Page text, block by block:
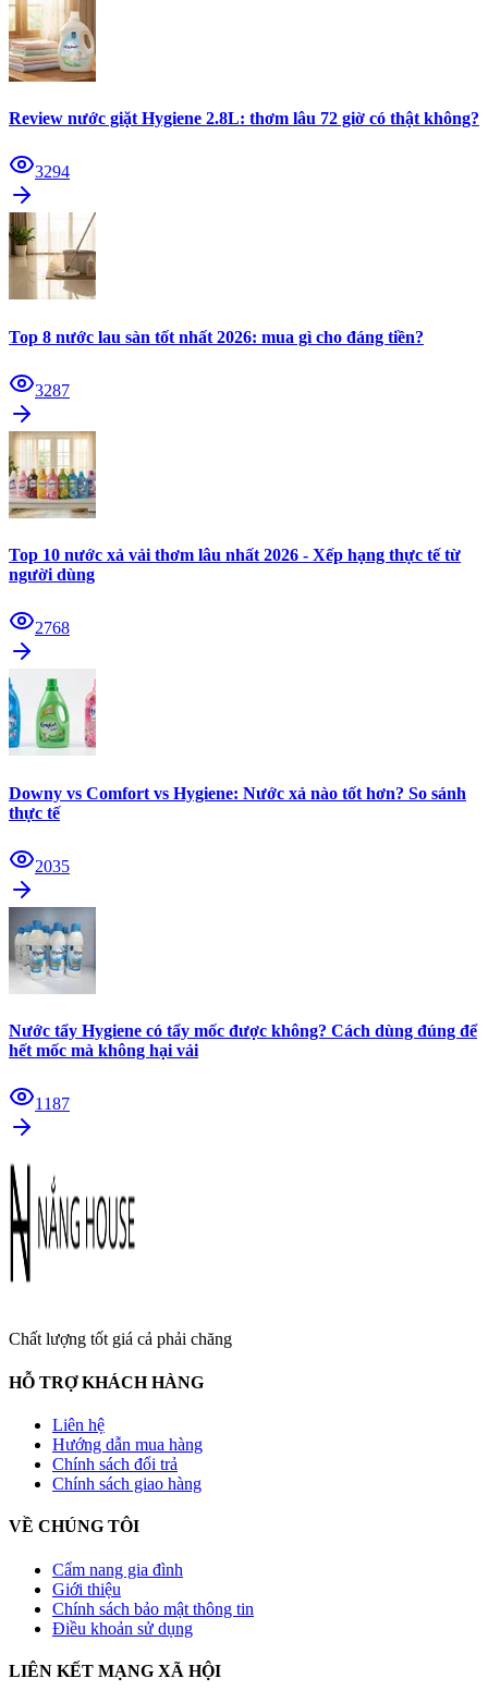
Review nước giặt Hygiene 2.8L: thơm lâu 72 giờ có thật không?
3294
Top 8 nước lau sàn tốt nhất 2026: mua gì cho đáng tiền?
3287
Top 10 nước xả vải thơm lâu nhất 2026 - Xếp hạng thực tế từ
người dùng
2768
Downy vs Comfort vs Hygiene: Nước xả nào tốt hơn? So sánh
thực tế
2035
Nước tẩy Hygiene có tẩy mốc được không? Cách dùng đúng để
hết mốc mà không hại vải
1187
Chất lượng tốt giá cả phải chăng
HỖ TRỢ KHÁCH HÀNG
Liên hệ
Hướng dẫn mua hàng
Chính sách đổi trả
Chính sách giao hàng
VỀ CHÚNG TÔI
Cẩm nang gia đình
Giới thiệu
Chính sách bảo mật thông tin
Điều khoản sử dụng
LIÊN KẾT MẠNG XÃ HỘI